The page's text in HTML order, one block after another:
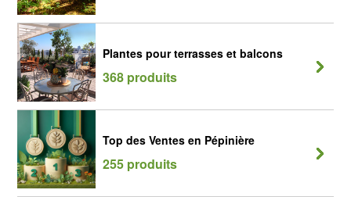
Plantes pour terrasses et balcons
368 produits
Top des Ventes en Pépinière
255 produits